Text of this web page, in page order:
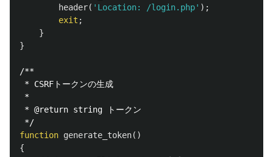
header( 'Location: /login.php' );
exit ;
}
}
/**
* CSRFトークンの生成
*
* @return string トークン
*/
function generate_token()
{